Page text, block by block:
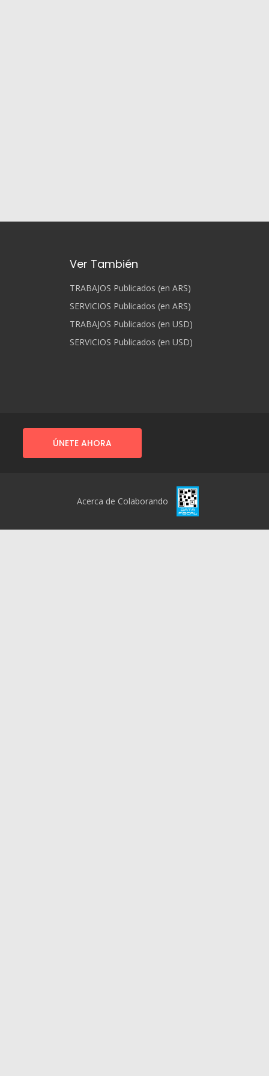
Ver También
TRABAJOS Publicados (en ARS)
SERVICIOS Publicados (en ARS)
TRABAJOS Publicados (en USD)
SERVICIOS Publicados (en USD)
ÚNETE AHORA
Acerca de Colaborando